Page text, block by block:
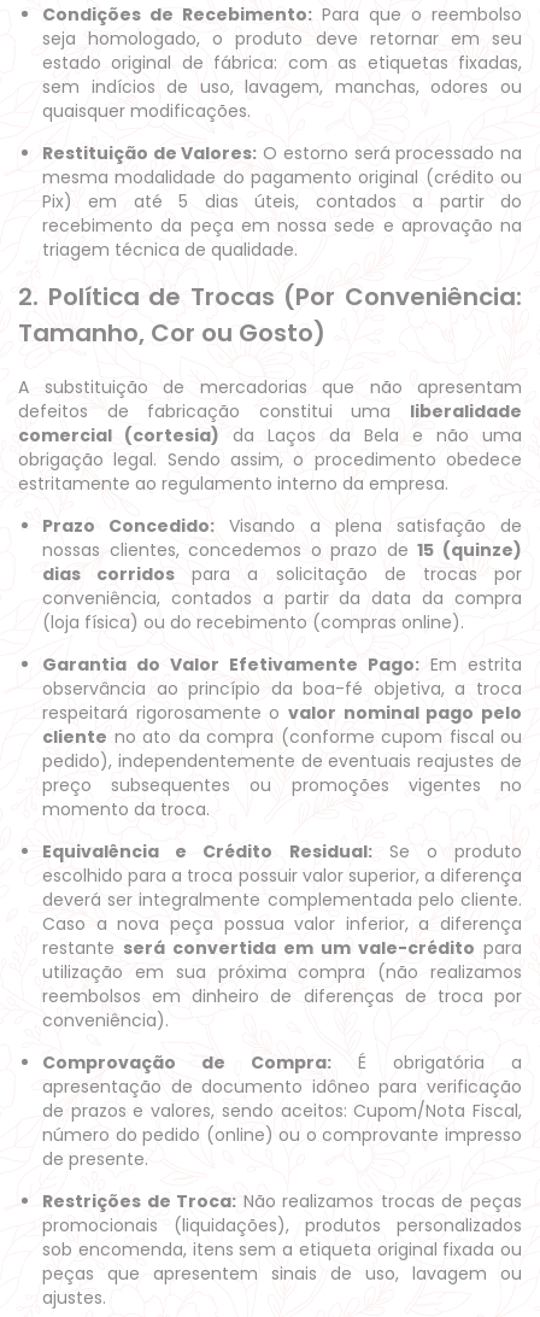
Condições de Recebimento: Para que o reembolso
seja homologado, o produto deve retornar em seu
estado original de fábrica: com as etiquetas fixadas,
sem indícios de uso, lavagem, manchas, odores ou
quaisquer modificações.
Restituição de Valores: O estorno será processado na
mesma modalidade do pagamento original (crédito ou
Pix) em até 5 dias úteis, contados a partir do
recebimento da peça em nossa sede e aprovação na
triagem técnica de qualidade.
2. Política de Trocas (Por Conveniência:
Tamanho, Cor ou Gosto)
A substituição de mercadorias que não apresentam
defeitos de fabricação constitui uma liberalidade
comercial (cortesia) da Laços da Bela e não uma
obrigação legal. Sendo assim, o procedimento obedece
estritamente ao regulamento interno da empresa.
Prazo Concedido: Visando a plena satisfação de
nossas clientes, concedemos o prazo de15 (quinze)
dias corridos para a solicitação de trocas por
conveniência, contados a partir da data da compra
(loja física) ou do recebimento (compras online).
Garantia do Valor Efetivamente Pago: Em estrita
observância ao princípio da boa-fé objetiva, a troca
respeitará rigorosamente o valor nominal pago pelo
cliente no ato da compra (conforme cupom fiscal ou
pedido), independentemente de eventuais reajustes de
preço subsequentes ou promoções vigentes no
momento da troca.
Equivalência e Crédito Residual:Se o produto
escolhido para a troca possuir valor superior, a diferença
deverá ser integralmente complementada pelo cliente.
Caso a nova peça possua valor inferior, a diferença
restante será convertida em um vale-crédito para
utilização em sua próxima compra (não realizamos
reembolsos em dinheiro de diferenças de troca por
conveniência).
Comprovação de Compra: É obrigatória a
apresentação de documento idôneo para verificação
de prazos e valores, sendo aceitos: Cupom/Nota Fiscal,
número do pedido (online) ou o comprovante impresso
de presente.
Restrições de Troca: Não realizamos trocas de peças
promocionais (liquidações), produtos personalizados
sob encomenda, itens sem a etiqueta original fixada ou
peças que apresentem sinais de uso, lavagem ou
ajustes.